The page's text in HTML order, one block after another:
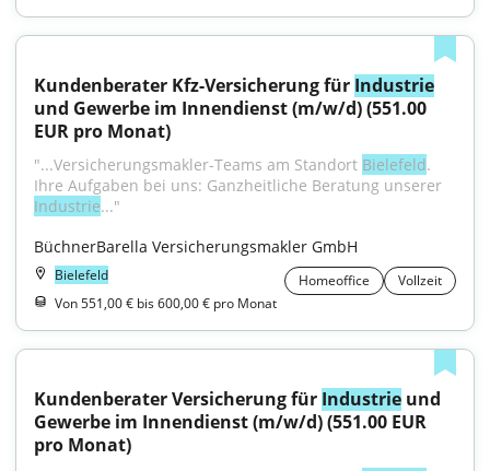
Kundenberater Kfz-Versicherung für Industrie
und Gewerbe im Innendienst (m/w/d) (551.00
EUR pro Monat)
"...Versicherungsmakler-Teams am Standort Bielefeld.
Industrie..."
BüchnerBarella Versicherungsmakler GmbH
Bielefeld Homeoffice
Vollzeit
Von 551,00 € bis 600,00 € pro Monat
Kundenberater Versicherung für Industrie und
Gewerbe im Innendienst (m/w/d) (551.00 EUR
pro Monat)